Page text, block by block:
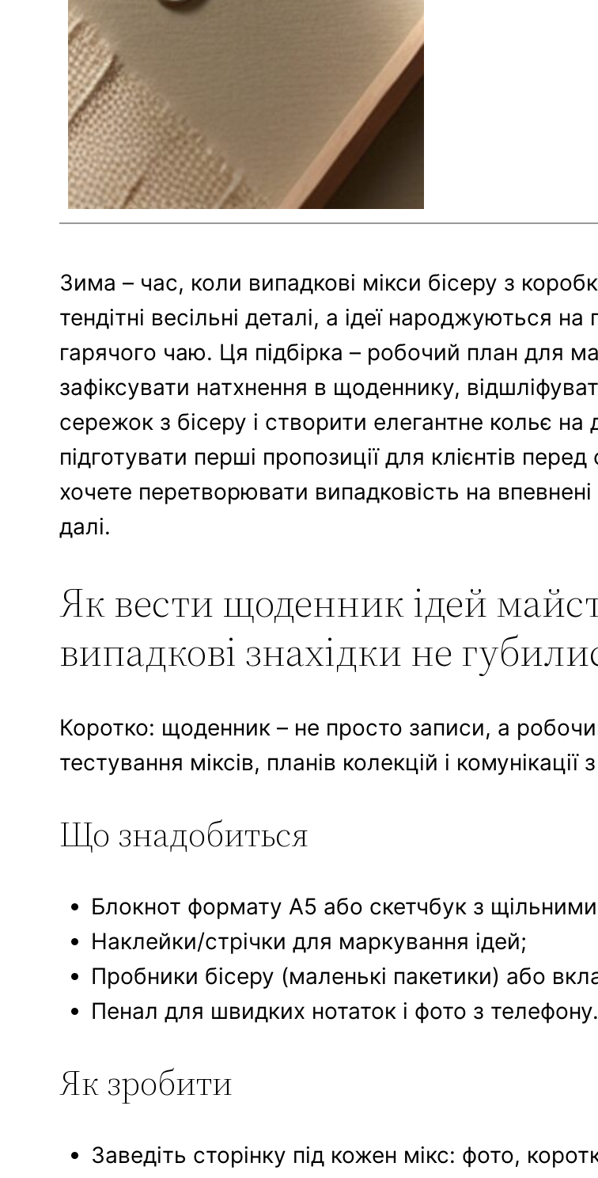
Зима – час, коли випадкові мікси бісеру з
тендітні весільні деталі, а ідеї народжуються
гарячого чаю. Ця підбірка – робочий план для
зафіксувати натхнення в щоденнику,
сережок з бісеру і створити елегантне кольє
підготувати перші пропозиції для клієнтів
хочете перетворювати випадковість на
далі.
Як вести щоденник ідей
випадкові знахідки не
Коротко: щоденник – не просто записи, а
тестування міксів, планів колекцій і комунікації
Що знадобиться
Блокнот формату A5 або скетчбук з
Наклейки/стрічки для маркування ідей;
Пробники бісеру (маленькі пакетики) або
Пенал для швидких нотаток і фото з телефону.
Як зробити
Заведіть сторінку під кожен мікс: фото,